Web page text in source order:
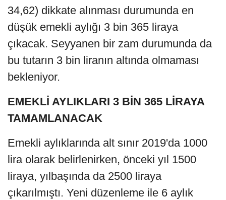
34,62) dikkate alınması durumunda en
düşük emekli aylığı 3 bin 365 liraya
çıkacak. Seyyanen bir zam durumunda da
bu tutarın 3 bin liranın altında olmaması
bekleniyor.
EMEKLİ AYLIKLARI 3 BİN 365 LİRAYA
TAMAMLANACAK
Emekli aylıklarında alt sınır 2019'da 1000
lira olarak belirlenirken, önceki yıl 1500
liraya, yılbaşında da 2500 liraya
çıkarılmıştı. Yeni düzenleme ile 6 aylık